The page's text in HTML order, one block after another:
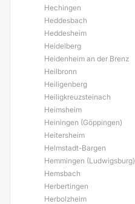
Hechingen
Heddesbach
Heddesheim
Heidelberg
Heidenheim an der Brenz
Heilbronn
Heiligenberg
Heiligkreuzsteinach
Heimsheim
Heiningen (Göppingen)
Heitersheim
Helmstadt-Bargen
Hemmingen (Ludwigsburg)
Hemsbach
Herbertingen
Herbolzheim